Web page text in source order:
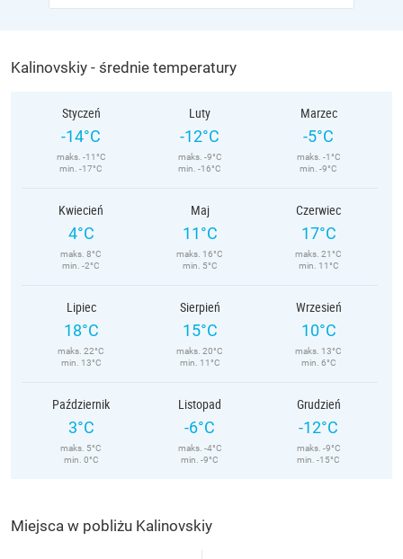
Kalinovskiy - średnie temperatury
Styczeń
-14°C
maks. -11°C
min. -17°C
Luty
-12°C
maks. -9°C
min. -16°C
Marzec
-5°C
maks. -1°C
min. -9°C
Kwiecień
4°C
maks. 8°C
min. -2°C
Maj
11°C
maks. 16°C
min. 5°C
Czerwiec
17°C
maks. 21°C
min. 11°C
Lipiec
18°C
maks. 22°C
min. 13°C
Sierpień
15°C
maks. 20°C
min. 11°C
Wrzesień
10°C
maks. 13°C
min. 6°C
Październik
3°C
maks. 5°C
min. 0°C
Listopad
-6°C
maks. -4°C
min. -9°C
Grudzień
-12°C
maks. -9°C
min. -15°C
Miejsca w pobliżu Kalinovskiy